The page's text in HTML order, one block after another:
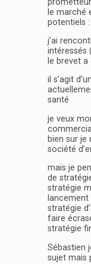
le marché
potentiels
j’ai
intéressés
le brevet
il s’agit
santé
je veux
bien sur je
société
mais je
de
stratégie
lancement
stratégie
faire
stratégie
Sébastien
sujet mais